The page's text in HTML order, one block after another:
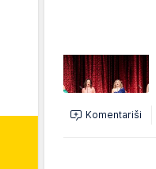
Komentariši